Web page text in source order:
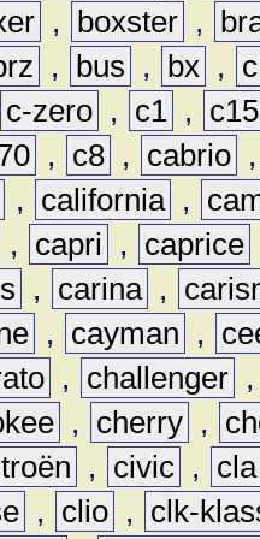
, boxster ,
, bus , bx ,
c
c-zero , c1 ,
c15
, c8 , cabrio
, california ,
, capri , caprice
, carina ,
, cayman ,
, challenger
, cherry ,
, civic ,
cla
, clio ,
clk-